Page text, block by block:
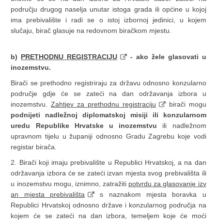
području drugog naselja unutar istoga grada ili općine u kojoj
ima prebivalište i radi se o istoj izbornoj jedinici, u kojem
slučaju, birač glasuje na redovnom biračkom mjestu.
b) PRETHODNU REGISTRACIJU
- ako žele glasovati u
inozemstvu.
Birači se prethodno registriraju za državu odnosno konzularno
područje gdje će se zateći na dan održavanja izbora u
inozemstvu.Zahtjev za prethodnu registraciju
birači mogu
podnijeti nadležnoj diplomatskoj misiji ili konzularnom
uredu Republike Hrvatske u inozemstvu ili nadležnom
upravnom tijelu u županiji odnosno Gradu Zagrebu koje vodi
registar birača.
2. Birači koji imaju prebivalište u Republici Hrvatskoj, a na dan
održavanja izbora će se zateći izvan mjesta svog prebivališta ili
u inozemstvu mogu, iznimno, zatražiti potvrdu za glasovanje izv
an mjesta prebivališta
s naznakom mjesta boravka u
Republici Hrvatskoj odnosno države i konzularnog područja na
kojem će se zateći na dan izbora, temeljem koje će moći